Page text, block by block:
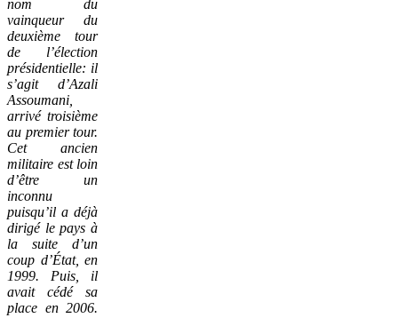
nom du
vainqueur du
deuxième tour
de l’élection
présidentielle: il
s’agit d’Azali
Assoumani,
arrivé troisième
au premier tour.
Cet ancien
militaire est loin
d’être un
inconnu
puisqu’il a déjà
dirigé le pays à
la suite d’un
coup d’État, en
1999. Puis, il
avait cédé sa
place en 2006.